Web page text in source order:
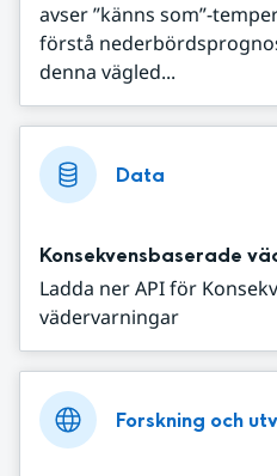
avser ”känns som”-
förstå
denna vägled...
Data
Konsekvensbaserade
Ladda ner API för
vädervarningar
Forskning och